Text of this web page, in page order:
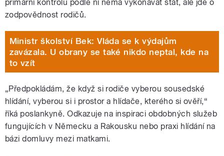
primární kontrolu podle ní nemá vykonávat stát, ale jde o
zodpovědnost rodičů.
Ministr školství Bek: Vláda se k výdajům
zavázala. U obrany se také nikdo neptal, kde na
to vzít
„Předpokládám, že když si rodiče vyberou sousedské
hlídání, vyberou si i prostor a hlídače, kterého si ověří,“
říká poslankyně. Odkazuje na inspiraci obdobných služeb
fungujících v Německu a Rakousku nebo praxi hlídání na
bázi domluvy mezi matkami.